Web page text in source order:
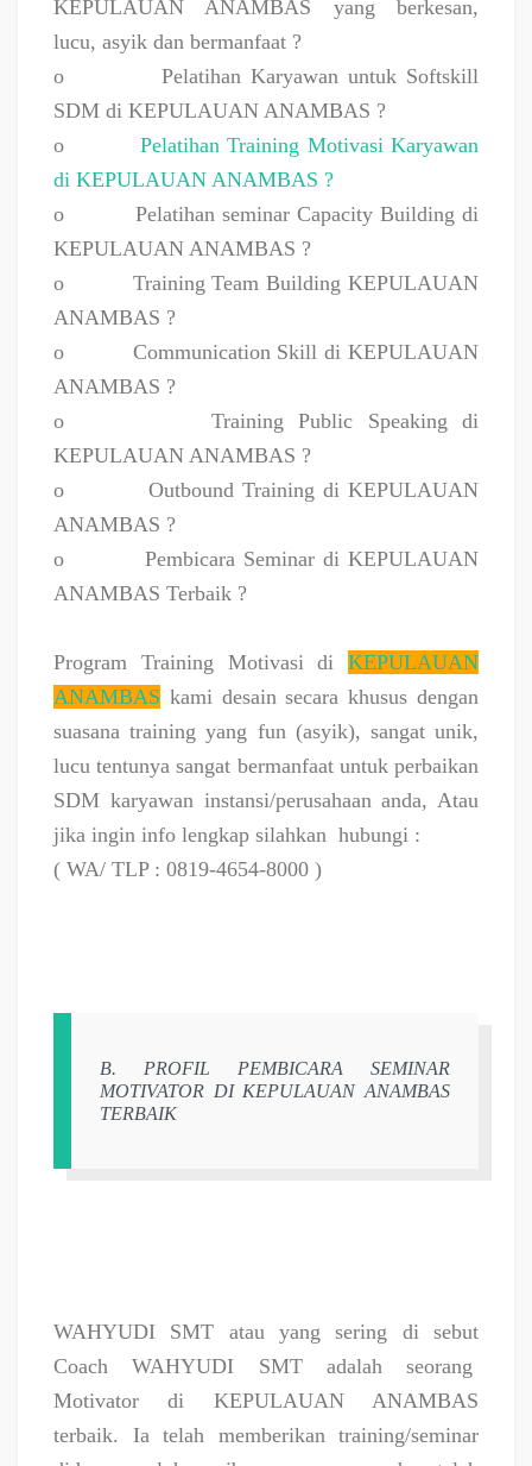
KEPULAUAN ANAMBAS yang berkesan,
lucu, asyik dan bermanfaat ?
o
Pelatihan Karyawan untuk Softskill
SDM di KEPULAUAN ANAMBAS ?
o
Pelatihan Training Motivasi Karyawan
di KEPULAUAN ANAMBAS ?
o
Pelatihan seminar Capacity Building di
KEPULAUAN ANAMBAS ?
o
Training Team Building KEPULAUAN
ANAMBAS ?
o
Communication Skill di KEPULAUAN
ANAMBAS ?
o
Training Public Speaking di
KEPULAUAN ANAMBAS ?
o
Outbound Training di KEPULAUAN
ANAMBAS ?
o
Pembicara Seminar di KEPULAUAN
ANAMBAS Terbaik ?
Program Training Motivasi di KEPULAUAN
ANAMBAS kami desain secara khusus dengan
suasana training yang fun (asyik), sangat unik,
lucu tentunya sangat bermanfaat untuk perbaikan
SDM karyawan instansi/perusahaan anda, Atau
jika ingin info lengkap silahkan hubungi :
( WA/ TLP : 0819-4654-8000 )
B. PROFIL PEMBICARA SEMINAR
MOTIVATOR DI KEPULAUAN ANAMBAS
TERBAIK
WAHYUDI SMT atau yang sering di sebut
Coach WAHYUDI SMT adalah seorang
Motivator di KEPULAUAN ANAMBAS
terbaik. Ia telah memberikan training/seminar